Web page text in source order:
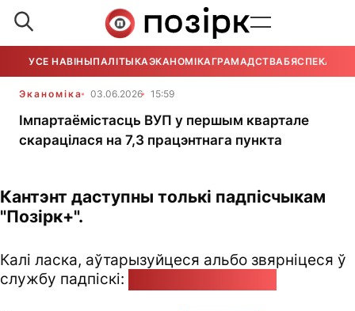
УСЕ НАВІНЫПАЛІТЫКАЭКАНОМІКАГРАМАДСТВАБЯСПЕКА
Эканоміка 03.06.2026 15:59
Імпартаёмістасць ВУП у першым квартале
скарацілася на 7,3 працэнтнага пункта
Кантэнт даступны толькі падпісчыкам
"Позірк+".
Калі ласка, аўтарызуйцеся альбо звярніцеся ў
службу падпіскі: